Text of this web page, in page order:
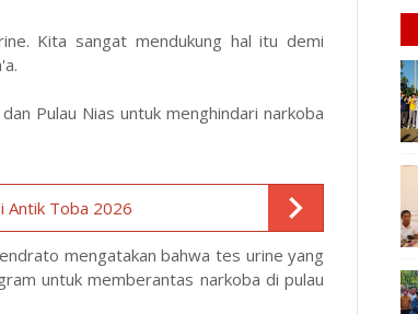
Kita sangat mendukung hal itu demi
Pulau Nias untuk menghindari narkoba
Antik Toba 2026
mengatakan bahwa tes urine yang
untuk memberantas narkoba di pulau